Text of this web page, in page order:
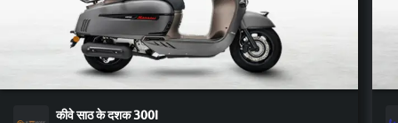
कीवेसाठ के दशक 300i